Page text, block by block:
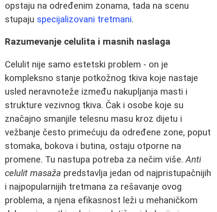
opstaju na određenim zonama, tada na scenu
stupaju specijalizovani tretmani.
Razumevanje celulita i masnih naslaga
Celulit nije samo estetski problem - on je
kompleksno stanje potkožnog tkiva koje nastaje
usled neravnoteže između nakupljanja masti i
strukture vezivnog tkiva. Čak i osobe koje su
značajno smanjile telesnu masu kroz dijetu i
vežbanje često primećuju da određene zone, poput
stomaka, bokova i butina, ostaju otporne na
promene. Tu nastupa potreba za nečim više.Anti
celulit masaža predstavlja jedan od najpristupačnijih
i najpopularnijih tretmana za rešavanje ovog
problema, a njena efikasnost leži u mehaničkom